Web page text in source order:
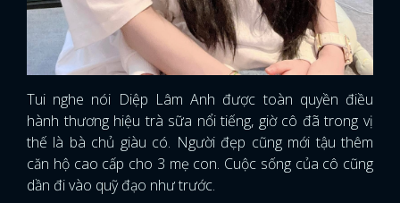
Tui nghe nói Diệp Lâm Anh được toàn quyền điều
hành thương hiệu trà sữa nổi tiếng, giờ cô đã trong vị
thế là bà chủ giàu có. Người đẹp cũng mới tậu thêm
căn hộ cao cấp cho 3 mẹ con. Cuộc sống của cô cũng
dần đi vào quỹ đạo như trước.